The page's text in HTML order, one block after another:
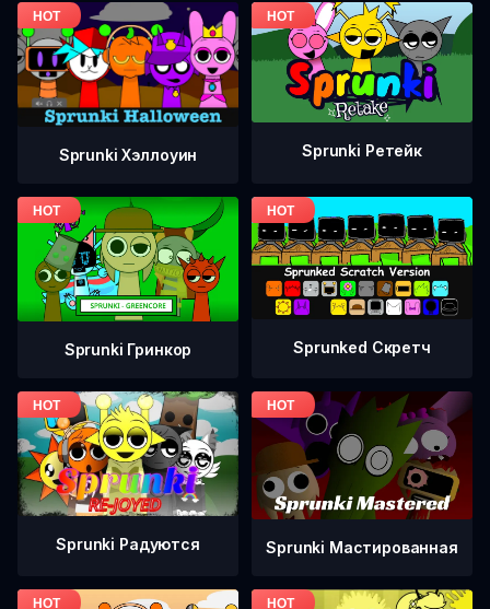
Sprunki Хэллоуин Sprunki Ретейк
Sprunki Гринкор Sprunked Скретч
Sprunki Радуются Sprunki Мастированная